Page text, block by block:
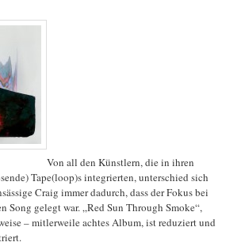
Von all den Künstlern, die in ihren
Tape(loop)s integrierten, unterschied sich
Craig immer dadurch, dass der Fokus bei
Song gelegt war. „Red Sun Through Smoke“,
– mitlerweile achtes Album, ist reduziert und